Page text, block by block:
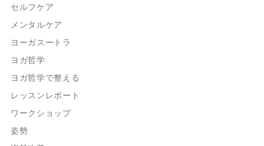
セルフケア
メンタルケア
ヨーガスートラ
ヨガ哲学
ヨガ哲学で整える
レッスンレポート
ワークショップ
姿勢